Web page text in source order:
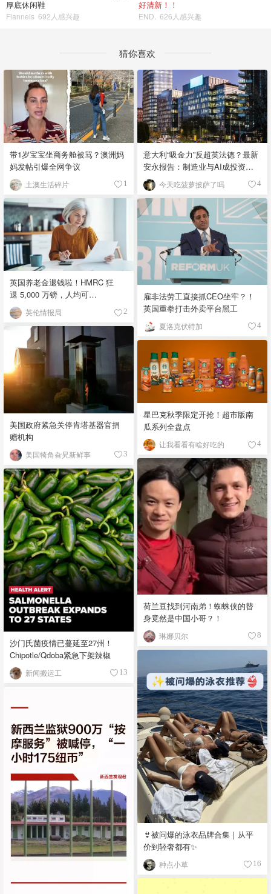
厚底休闲鞋
Flannels 692人感兴趣
好清新！！
END. 626人感兴趣
猜你喜欢
带1岁宝宝坐商务舱被骂？澳洲妈
妈发帖引爆全网争议
土澳生活碎片 1
意大利“吸金力”反超英法德？最新
安永报告：制造业与AI成投资新
宠！ 今天吃菠萝披萨了吗 4
英国养老金退钱啦！HMRC 狂
退 5,000 万镑，人均可
领 £4,000！
英伦情报局 2
雇非法劳工直接抓CEO坐牢？！
英国重拳打击外卖平台黑工
夏洛克伏特加 4
美国政府紧急关停肯塔基器官捐
赠机构
美国犄角旮旯新鲜事 3
星巴克秋季限定开抢！超市版南
瓜系列全盘点
让我看看有啥好吃的 4
荷兰豆找到河南弟！蜘蛛侠的替
身竟然是中国小哥？！
琳娜贝尔 8
沙门氏菌疫情已蔓延至27州！
Chipotle/Qdoba紧急下架辣椒
新闻搬运工 13
👙被问爆的泳衣品牌合集｜从平
价到轻奢都有✨
种点小草 16